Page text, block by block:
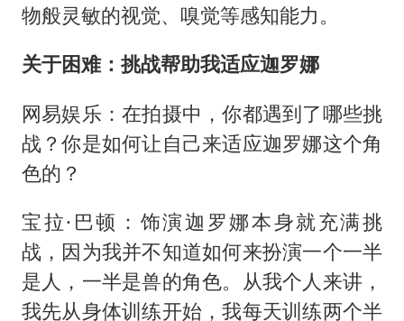
物般灵敏的视觉、嗅觉等感知能力。
关于困难：挑战帮助我适应迦罗娜
网易娱乐：在拍摄中，你都遇到了哪些挑
战？你是如何让自己来适应迦罗娜这个角
色的？
宝拉·巴顿：饰演迦罗娜本身就充满挑
战，因为我并不知道如何来扮演一个一半
是人，一半是兽的角色。从我个人来讲，
我先从身体训练开始，我每天训练两个半